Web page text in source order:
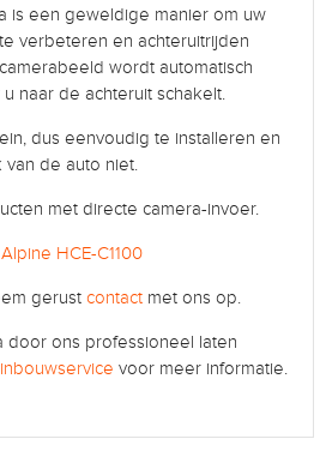
is een geweldige manier om uw
verbeteren en achteruitrijden
wordt automatisch
naar de achteruit schakelt.
dus eenvoudig te installeren en
de auto niet.
met directe camera-invoer.
Alpine HCE-C1100
gerust contact met ons op.
door ons professioneel laten
inbouwservice voor meer informatie.